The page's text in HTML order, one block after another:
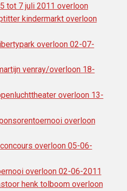
tot 7 juli 2011 overloon
kindermarkt overloon
overloon 02-07-
venray/overloon 18-
overloon 13-
overloon
overloon 05-06-
overloon 02-06-2011
henk tolboom overloon